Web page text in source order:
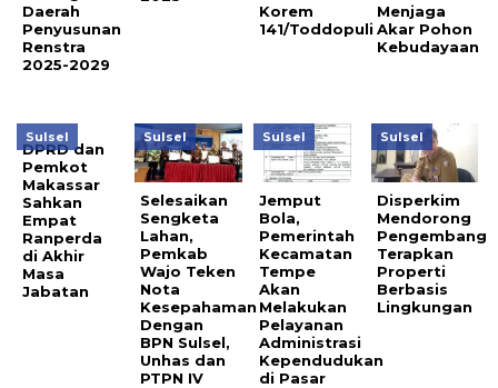
Daerah
Penyusunan
Renstra
2025-2029
Korem
141/Toddopuli
Menjaga
Akar Pohon
Kebudayaan
Sulsel
DPRD dan
Pemkot
Makassar
Sahkan
Empat
Ranperda
di Akhir
Masa
Jabatan
Sulsel
Selesaikan
Sengketa
Lahan,
Pemkab
Wajo Teken
Nota
Kesepahaman
Dengan
BPN Sulsel,
Unhas dan
PTPN IV
Sulsel
Jemput
Bola,
Pemerintah
Kecamatan
Tempe
Akan
Melakukan
Pelayanan
Administrasi
Kependudukan
di Pasar
Sulsel
Disperkim
Mendorong
Pengembang
Terapkan
Properti
Berbasis
Lingkungan